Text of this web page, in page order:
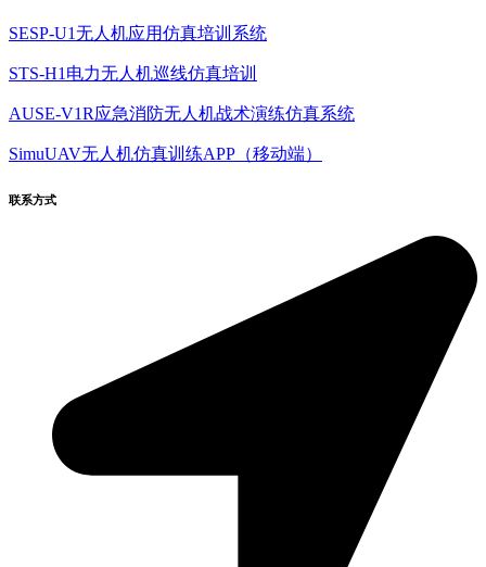
SESP-U1无人机应用仿真培训系统
STS-H1电力无人机巡线仿真培训
AUSE-V1R应急消防无人机战术演练仿真系统
SimuUAV无人机仿真训练APP（移动端）
联系方式